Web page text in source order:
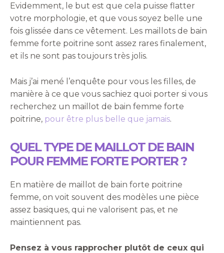
Evidemment, le but est que cela puisse flatter
votre morphologie, et que vous soyez belle une
fois glissée dans ce vêtement. Les maillots de bain
femme forte poitrine sont assez rares finalement,
et ils ne sont pas toujours très jolis.
Mais j’ai mené l’enquête pour vous les filles, de
manière à ce que vous sachiez quoi porter si vous
recherchez un maillot de bain femme forte
poitrine, pour être plus belle que jamais.
QUEL TYPE DE MAILLOT DE BAIN
POUR FEMME FORTE PORTER ?
En matière de maillot de bain forte poitrine
femme, on voit souvent des modèles une pièce
assez basiques, qui ne valorisent pas, et ne
maintiennent pas.
Pensez à vous rapprocher plutôt de ceux qui